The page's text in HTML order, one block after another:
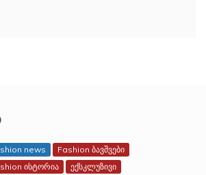
news
Fashion ბავშვები
ისტორია
ექსკლუზივი